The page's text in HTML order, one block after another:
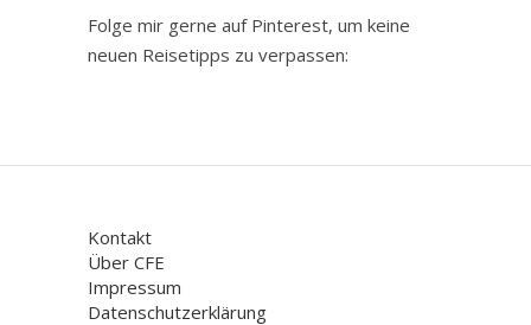
Folge mir gerne auf Pinterest, um keine
neuen Reisetipps zu verpassen:
Kontakt
Über CFE
Impressum
Datenschutzerklärung